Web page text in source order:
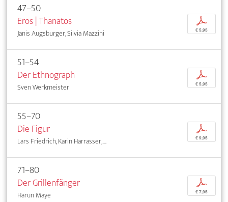
47–50
Eros | Thanatos
Janis Augsburger, Silvia Mazzini
p
€ 5,95
51–54
Der Ethnograph
Sven Werkmeister
p
€ 5,95
55–70
Die Figur
Lars Friedrich, Karin Harrasser, ...
p
€ 9,95
71–80
Der Grillenfänger
Harun Maye
p
€ 7,95